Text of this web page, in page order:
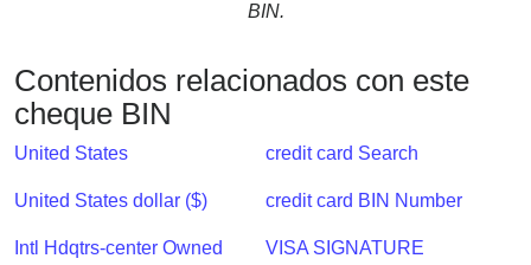
Checker
/
Validator
BIN.
Contenidos relacionados con este
cheque BIN
United States
United States dollar ($)
Intl Hdqtrs-center Owned
credit card Search
credit card BIN Number
VISA SIGNATURE